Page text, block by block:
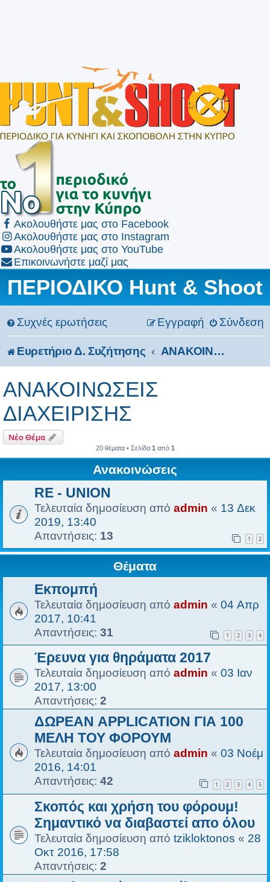
Ακολουθήστε μας στο Facebook
Ακολουθήστε μας στο Instagram
Ακολουθήστε μας στο YouTube
Επικοινωνήστε μαζί μας
ΠΕΡΙΟΔΙΚΟ Hunt & Shoot
Συχνές ερωτήσεις Σύνδεση
Εγγραφή
Ευρετήριο Δ. Συζήτησης ΑΝΑΚΟΙΝΩΣΕΙΣ ΔΙΑΧΕΙΡΙΣΗΣ
ΑΝΑΚΟΙΝΩΣΕΙΣ
ΔΙΑΧΕΙΡΙΣΗΣ
Νέο Θέμα
20 θέματα • Σελίδα 1 από 1
Ανακοινώσεις
RE - UNION
Τελευταία δημοσίευση από admin « 13 Δεκ
2019, 13:40
Απαντήσεις: 13 1 2
Θέματα
Εκπομπή
Τελευταία δημοσίευση από admin « 04 Απρ
2017, 10:41
Απαντήσεις: 31 1 2 3 4
Έρευνα για θηράματα 2017
Τελευταία δημοσίευση από admin « 03 Ιαν
2017, 13:00
Απαντήσεις: 2
ΔΩΡΕΑΝ APPLICATION ΓΙΑ 100
ΜΕΛΗ ΤΟΥ ΦΟΡΟΥΜ
Τελευταία δημοσίευση από admin « 03 Νοέμ
2016, 14:01
Απαντήσεις: 42 1 2 3 4 5
Σκοπός και χρήση του φόρουμ!
Σημαντικό να διαβαστεί απο όλου
Τελευταία δημοσίευση από tzikloktonos « 28
Οκτ 2016, 17:58
Απαντήσεις: 2